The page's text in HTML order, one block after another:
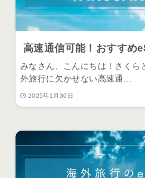
高速通信可能！おすすめ
みなさん、こんにちは！さくら
外旅行に欠かせない高速通...
2025年1月30日